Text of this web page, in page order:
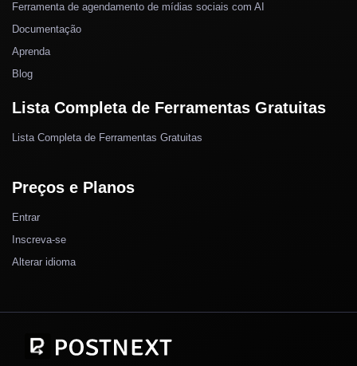
Ferramenta de agendamento de mídias sociais com AI
Documentação
Aprenda
Blog
Lista Completa de Ferramentas Gratuitas
Lista Completa de Ferramentas Gratuitas
Preços e Planos
Entrar
Inscreva-se
Alterar idioma